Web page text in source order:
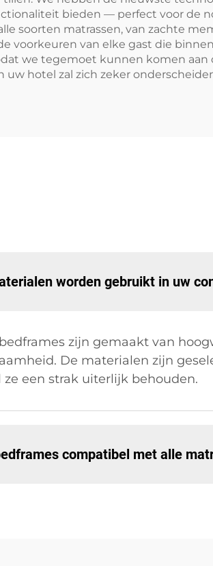
bieden — perfect voor de
soorten matrassen, van zachte
voorkeuren van elke gast die
we tegemoet kunnen komen aan
uw hotel zal zich zeker
worden gebruikt in uw
zijn gemaakt van
De materialen zijn
een strak uiterlijk behouden.
compatibel met alle